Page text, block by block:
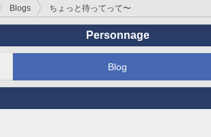
Blogs ちょっと待ってって〜
Personnage
Blog